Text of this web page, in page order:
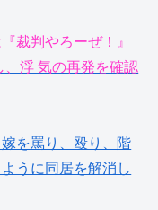
裁判やろーぜ！』
、浮 気の再発を確認
を罵り、殴り、階
うに同居を解消し